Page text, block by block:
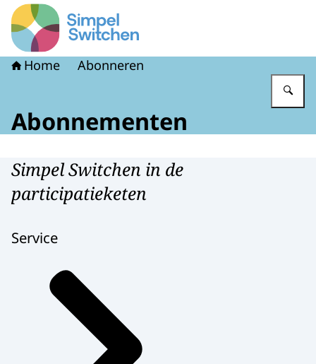
Naar de homepage van Simpel Switchen
Home Abonneren
Abonnementen
Simpel Switchen in de
participatieketen
Service